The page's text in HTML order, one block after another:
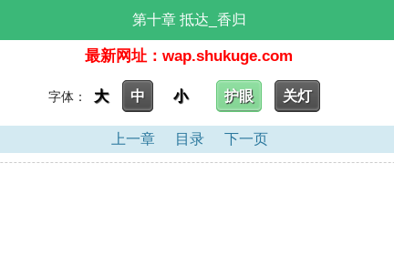
第十章 抵达_香归
最新网址：wap.shukuge.com
字体： 大 中 小 护眼 关灯
上一章 目录 下一页